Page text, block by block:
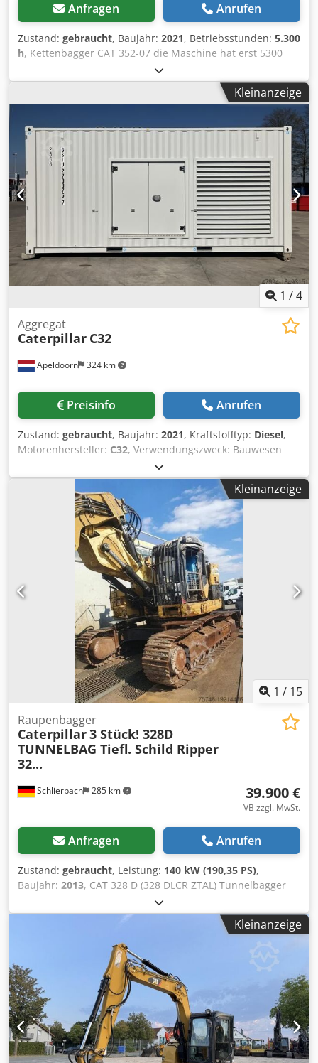
Anfragen Anrufen
Zustand: gebraucht, Baujahr: 2021, Betriebsstunden: 5.300
h, Kettenbagger CAT 352-07 die Maschine hat erst 5300
Betriebsstunden und ist in guten Zustand Chsdpoyy
Hvxofx Angoa Einsatzgewicht ca. 52.800 kg
Kleinanzeige
1 /4
Apeldoorn 324 km
Aggregat
Caterpillar C32
Preisinfo Anrufen
Zustand: gebraucht, Baujahr: 2021, Kraftstofftyp: Diesel,
Motorenhersteller: C32, Verwendungszweck: Bauwesen
Leergewicht: 18.221 kg Generatorleistung: 1.100 kVA
Transportabmessungen (L x B x H): 20 ft HC container
Wenden Sie sich an Sales Department, um weitere
Informationen zu erhalten. Über 85 Jahre Sales-Erfahrung
in den Niederlanden. Chodpsvyn A Usfx Angja Ein
Expertenteam, das nach individuellen Lösungen für Ihren
Bedarf sucht. 1000 Stunden oder 1 Jahr Garantie: optimale
Sicherheit. Rund um die Uhr an sieben Tagen in der
Woche erreichbar. Schneller Service. Großer Vorrat, direkt
lieferbar.
Kleinanzeige
1 / 15
Schlierbach 285 km
Raupenbagger
Caterpillar3 Stück! 328D
TUNNELBAG Tiefl. Schild Ripper
32...
39.900 €
VB zzgl. MwSt.
Anfragen Anrufen
Zustand: gebraucht, Leistung: 140 kW (190,35 PS),
Baujahr: 2013, CAT 328 D (328 DLCR ZTAL) Tunnelbagger
Sehr viele Teile zusätzlich gegen Aufpreis erhältlich, z. B.
ein kompletter Oberbau etc.!! • Leistung: 140 kW (190 PS) •
Knick-/ Verstellausleger für Tunnelarbeiten •
Schnellwechseleinrichtung • Schildabstützung • Klima •
Kurzheckversion • 11.600 Bh. • 600 mm Kettenbreite •
inclusive 1 x Tieflöffel 1.3 m³ und 1 x Ripper •
Baggergrabungstiefe: ca. 7m • Leergewicht: 43.500 kg -
deutsche Maschine! - funktionsfähig! - Alle Kundendienste
durch Fa. Zeppelin / Caterpillar Irrtümer und
Zwischenverkauf vorbehaltlich! Cjdpowmpcujfx Angjha =
Weitere Informationen = Baujahr: 2013 Schäden: keines
Kleinanzeige